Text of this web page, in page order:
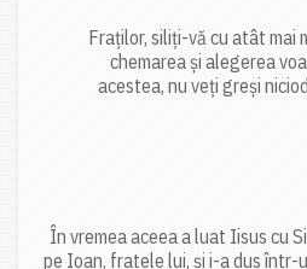
Fraților, siliți-vă cu atât mai
chemarea și alegerea
acestea, nu veți greși
În vremea aceea a luat Iisus cu
pe Ioan, fratele lui, și i-a dus într-